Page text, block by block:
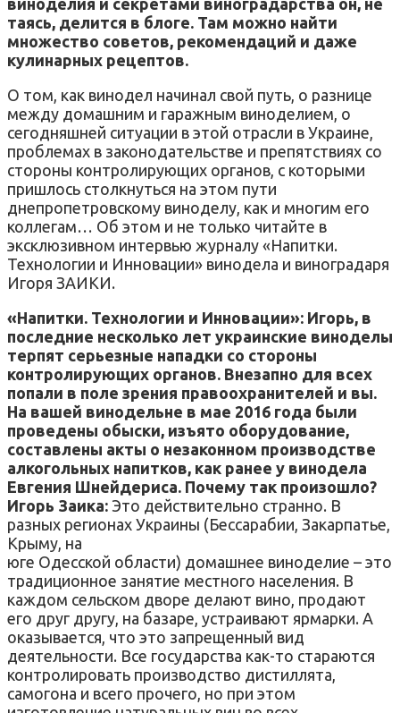
таясь, делится в блоге. Там можно найти
множество советов, рекомендаций и даже
кулинарных рецептов.
О том, как винодел начинал свой путь, о разнице
между домашним и гаражным виноделием, о
сегодняшней ситуации в этой отрасли в Украине,
проблемах в законодательстве и препятствиях со
стороны контролирующих органов, с которыми
пришлось столкнуться на этом пути
днепропетровскому виноделу, как и многим его
коллегам… Об этом и не только читайте в
эксклюзивном интервью журналу «Напитки.
Технологии и Инновации» винодела и виноградаря
Игоря ЗАИКИ.
«Напитки. Технологии и Инновации»: Игорь, в
последние несколько лет украинские виноделы
терпят серьезные нападки со стороны
контролирующих органов. Внезапно для всех
попали в поле зрения правоохранителей и вы.
На вашей винодельне в мае 2016 года были
проведены обыски, изъято оборудование,
составлены акты о незаконном производстве
алкогольных напитков, как ранее у винодела
Евгения Шнейдериса. Почему так произошло?
Игорь Заика: Это действительно странно. В
разных регионах Украины (Бессарабии, Закарпатье,
Крыму, на
юге Одесской области) домашнее виноделие – это
традиционное занятие местного населения. В
каждом сельском дворе делают вино, продают
его друг другу, на базаре, устраивают ярмарки. А
оказывается, что это запрещенный вид
деятельности. Все государства как-то стараются
контролировать производство дистиллята,
самогона и всего прочего, но при этом